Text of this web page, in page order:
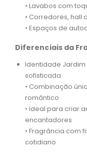
• Lavabos com
• Corredores, hall
• Espaços de
Diferenciais da
Identidade Jardim
sofisticada
• Combinação
romântico
• Ideal para criar
encantadores
• Fragrância com
cotidiano